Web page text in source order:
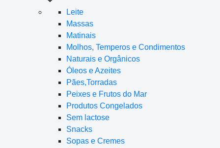
Leite
Massas
Matinais
Molhos, Temperos e Condimentos
Naturais e Orgânicos
Óleos e Azeites
Pães,Torradas
Peixes e Frutos do Mar
Produtos Congelados
Sem lactose
Snacks
Sopas e Cremes